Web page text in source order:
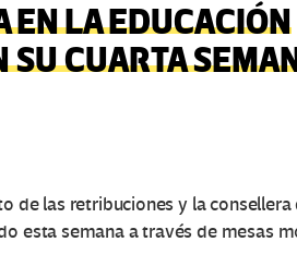
LA EDUCACIÓN
CUARTA
de las retribuciones y la consellera
esta semana a través de mesas